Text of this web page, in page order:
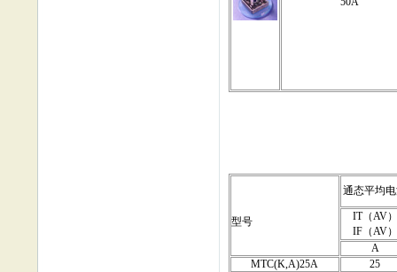
型号
通态平均
IT（AV）
IF（AV）
A
MTC(K,A)25A
25